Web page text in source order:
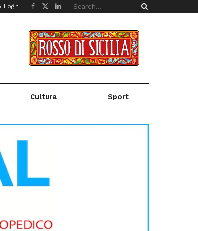
Login
Cultura Sport